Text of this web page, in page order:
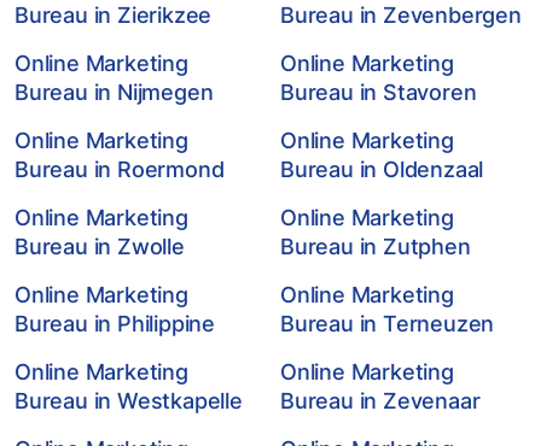
Bureau in Zierikzee
Bureau in Zevenbergen
Online Marketing
Bureau in Nijmegen
Online Marketing
Bureau in Stavoren
Online Marketing
Bureau in Roermond
Online Marketing
Bureau in Oldenzaal
Online Marketing
Bureau in Zwolle
Online Marketing
Bureau in Zutphen
Online Marketing
Bureau in Philippine
Online Marketing
Bureau in Terneuzen
Online Marketing
Bureau in Westkapelle
Online Marketing
Bureau in Zevenaar